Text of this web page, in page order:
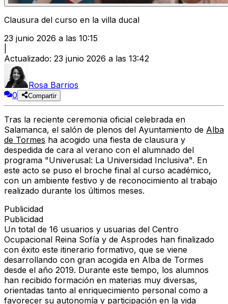
Clausura del curso en la villa ducal
23 junio 2026 a las 10:15
Actualizado: 23 junio 2026 a las 13:42
Rosa Barrios
0
Compartir
Tras la reciente ceremonia oficial celebrada en
Salamanca, el salón de plenos del Ayuntamiento de Alba
de Tormes ha acogido una fiesta de clausura y
despedida de cara al verano con el alumnado del
programa "Univerusal: La Universidad Inclusiva". En
este acto se puso el broche final al curso académico,
con un ambiente festivo y de reconocimiento al trabajo
realizado durante los últimos meses.
Publicidad
Publicidad
Un total de 16 usuarios y usuarias del Centro
Ocupacional Reina Sofía y de Asprodes han finalizado
con éxito este itinerario formativo, que se viene
desarrollando con gran acogida en Alba de Tormes
desde el año 2019. Durante este tiempo, los alumnos
han recibido formación en materias muy diversas,
orientadas tanto al enriquecimiento personal como a
favorecer su autonomía y participación en la vida